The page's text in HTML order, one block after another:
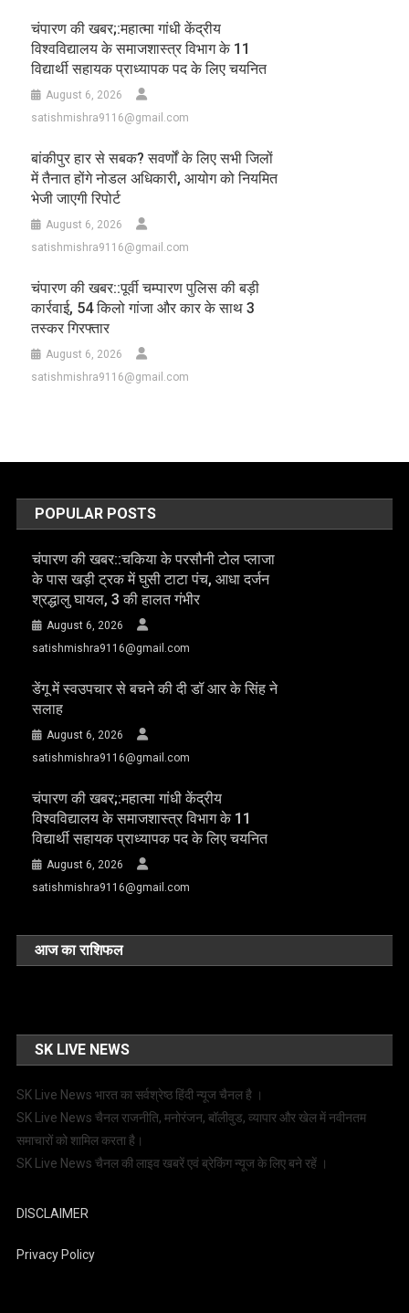
चंपारण की खबर;:महात्मा गांधी केंद्रीय
विश्वविद्यालय के समाजशास्त्र विभाग के 11
विद्यार्थी सहायक प्राध्यापक पद के लिए चयनित
August 6, 2026
satishmishra9116@gmail.com
बांकीपुर हार से सबक? सवर्णों के लिए सभी जिलों
में तैनात होंगे नोडल अधिकारी, आयोग को नियमित
भेजी जाएगी रिपोर्ट
August 6, 2026
satishmishra9116@gmail.com
चंपारण की खबर::पूर्वी चम्पारण पुलिस की बड़ी
कार्रवाई, 54 किलो गांजा और कार के साथ 3
तस्कर गिरफ्तार
August 6, 2026
satishmishra9116@gmail.com
POPULAR POSTS
चंपारण की खबर::चकिया के परसौनी टोल प्लाजा
के पास खड़ी ट्रक में घुसी टाटा पंच, आधा दर्जन
श्रद्धालु घायल, 3 की हालत गंभीर
August 6, 2026
satishmishra9116@gmail.com
डेंगू में स्वउपचार से बचने की दी डॉ आर के सिंह ने
सलाह
August 6, 2026
satishmishra9116@gmail.com
चंपारण की खबर;:महात्मा गांधी केंद्रीय
विश्वविद्यालय के समाजशास्त्र विभाग के 11
विद्यार्थी सहायक प्राध्यापक पद के लिए चयनित
August 6, 2026
satishmishra9116@gmail.com
आज का राशिफल
SK LIVE NEWS
SK Live News भारत का सर्वश्रेष्ठ हिंदी न्‍यूज चैनल है ।
SK Live News चैनल राजनीति, मनोरंजन, बॉलीवुड, व्यापार और खेल में नवीनतम
समाचारों को शामिल करता है।
SK Live News चैनल की लाइव खबरें एवं ब्रेकिंग न्यूज के लिए बने रहें ।
DISCLAIMER
Privacy Policy